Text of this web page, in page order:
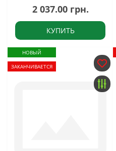
2 037.00 грн.
КУПИТЬ
НОВЫЙ
ЗАКАНЧИВАЕТСЯ